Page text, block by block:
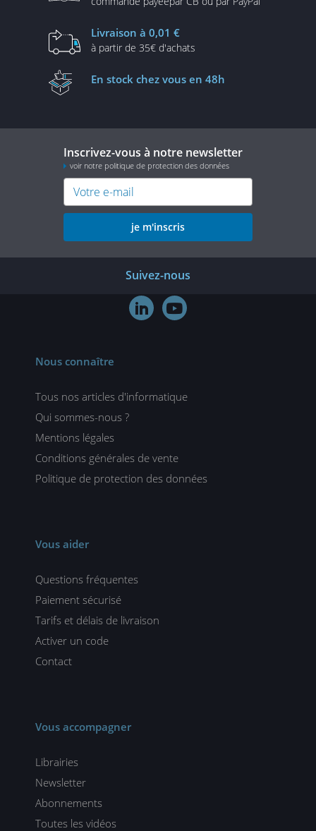
Livraison à 0,01 €
à partir de 35€ d'achats
En stock chez vous en 48h
Inscrivez-vous à notre newsletter
voir notre politique de protection des données
je m'inscris
Suivez-nous
 
Nous connaître
Tous nos articles d'informatique
Qui sommes-nous ?
Mentions légales
Conditions générales de vente
Politique de protection des données
Vous aider
Questions fréquentes
Paiement sécurisé
Tarifs et délais de livraison
Activer un code
Contact
Vous accompagner
Librairies
Newsletter
Abonnements
Toutes les vidéos